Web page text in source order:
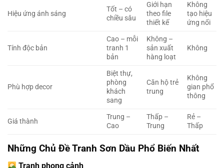
Hiệu ứng ánh sáng
Tốt – có
chiều sâu
Giới hạn
theo file
thiết kế
Không
tạo hiệu
ứng nổi
Tính độc bản
Cao – mỗi
tranh 1
bản
Không –
sản xuất
hàng loạt
Không
Phù hợp decor
Biệt thự,
phòng
khách
sang
Căn hộ trẻ
trung
Không
gian phổ
thông
Giá thành
Trung –
Cao
Thấp –
Trung
Rẻ –
Thấp
Những Chủ Đề Tranh Sơn Dầu Phổ Biến Nhất
Tranh phong cảnh